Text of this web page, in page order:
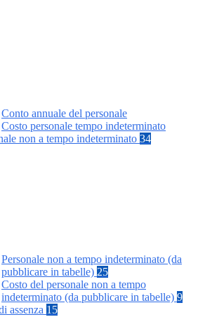
Conto annuale del personale
Costo personale tempo indeterminato
non a tempo indeterminato 34
Personale non a tempo indeterminato (da
pubblicare in tabelle) 25
Costo del personale non a tempo
indeterminato (da pubblicare in tabelle) 9
assenza 15